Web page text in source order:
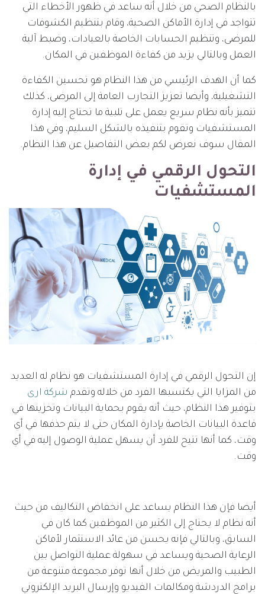
بالنظام الصحي من خلال أنه ساعد في ظهور الأخطاء التي
تتواجد في إدارة الأماكن الصحية، وقام بتنظيم الكشوفات
للمرضى، وتنظيم الحسابات الخاصة بالعيادات، وضبط آلية
العمل وبالتالي يزيد من كفاءة الموظفين في المكان.
كما أن الهدف الرئيسي من هذا النظام هو تحسين الكفاءة
التشغيلية، وأيضا تعزيز التجارب العامة إلى المرضى، كذلك
تتميز بأنه نظام سريع يعمل على تلبية ما تحتاج إليه إدارة
المستشفيات وتقوم بتنفيذه بالشكل السليم، وفي هذا
المقال سوف نعرض لكم بعض التفاصيل عن هذا النظام.
التحول الرقمي في إدارة
المستشفيات
إن التحول الرقمي في إدارة المستشفيات هو نظام له العديد
من المزايا التي يكتسبها الفرد من خلاله وتقدم شركة ارى
بتوفير هذا النظام، حيث أنه يقوم بحماية البيانات وتخزينها في
قاعدة البيانات الخاصة بإدارة المكان حتى لا يتم حذفها في أي
وقت، كما أنها تتيح للفرد أن يسهل عملية الوصول إليه في أي
وقت.
أيضا فإن هذا النظام يساعد على انخفاض التكاليف من حيث
أنه نظام لا يحتاج إلى الكثير من الموظفين كما كان في
السابق، وبالتالي فإنه يحسن من عائد الاستثمار لأماكن
الرعاية الصحية ويساعد في سهولة عملية التواصل بين
الطبيب والمريض من خلال أنها توفر مجموعة متنوعة من
برامج الدردشة ومكالمات الفيديو وإرسال البريد الإلكتروني